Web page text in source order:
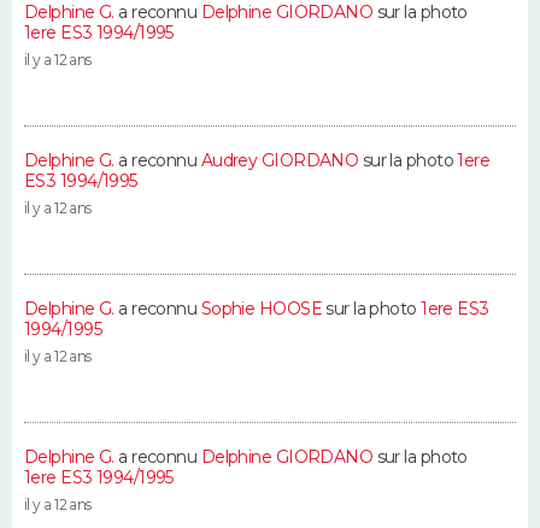
Delphine G. a reconnu Delphine GIORDANO sur la photo
1ere ES3 1994/1995
il y a 12 ans
Delphine G. a reconnu Audrey GIORDANO sur la photo1ere
ES3 1994/1995
il y a 12 ans
Delphine G. a reconnu Sophie HOOSEsur la photo1ere ES3
1994/1995
il y a 12 ans
Delphine G. a reconnu Delphine GIORDANO sur la photo
1ere ES3 1994/1995
il y a 12 ans